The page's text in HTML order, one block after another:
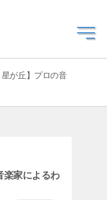
が丘】プロの音
楽家によるわ